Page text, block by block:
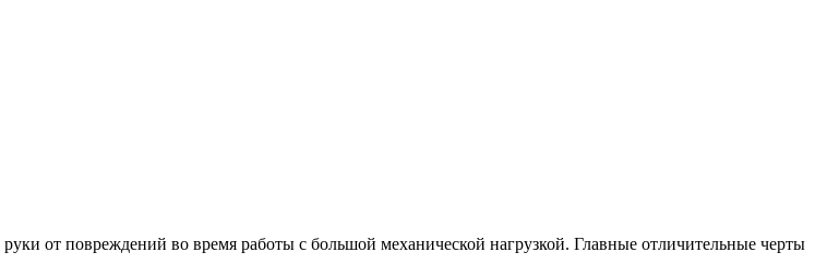
от повреждений во время работы с большой механической нагрузкой. Главные отличительные черты